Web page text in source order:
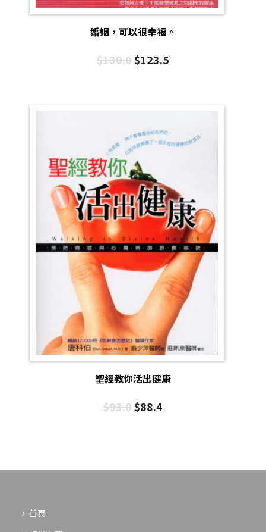
婚姻，可以很幸福。
$130.0$123.5
聖經教你活出健康
$93.0$88.4
首頁